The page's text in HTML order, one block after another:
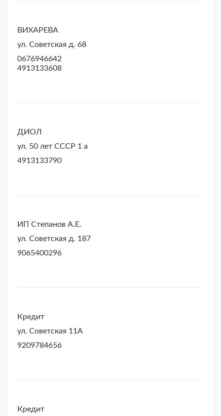
ВИХАРЕВА
ул. Советская д. 68
0676946642
4913133608
ДИОЛ
ул. 50 лет СССР 1 а
4913133790
ИП Степанов А.Е.
ул. Советская д. 187
9065400296
Кредит
ул. Советская 11А
9209784656
Кредит